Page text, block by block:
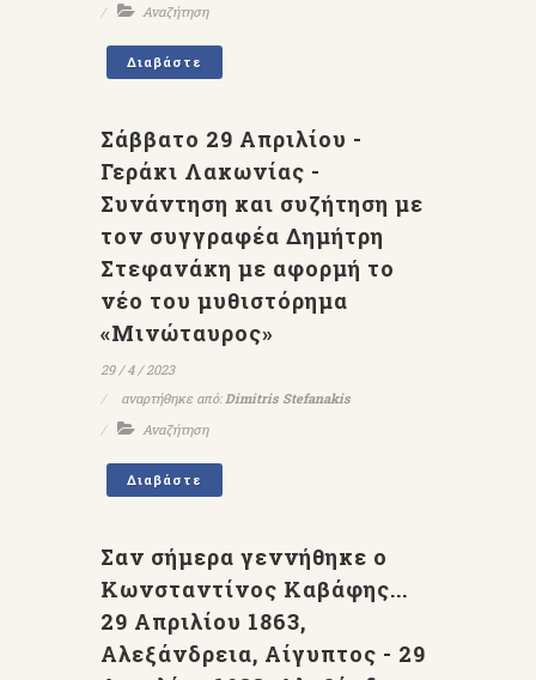
Αναζήτηση
Διαβάστε
Σάββατο 29 Απριλίου -
Γεράκι Λακωνίας -
Συνάντηση και συζήτηση με
τον συγγραφέα Δημήτρη
Στεφανάκη με αφορμή το
νέο του μυθιστόρημα
«Μινώταυρος»
29 / 4 / 2023
αναρτήθηκε από:Dimitris Stefanakis
Αναζήτηση
Διαβάστε
Σαν σήμερα γεννήθηκε ο
Κωνσταντίνος Καβάφης...
29 Απριλίου 1863,
Αλεξάνδρεια, Αίγυπτος - 29